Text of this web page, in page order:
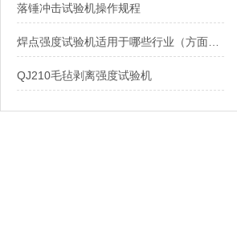
落锤冲击试验机操作规程
QJ210毛毡剥离强度试验机